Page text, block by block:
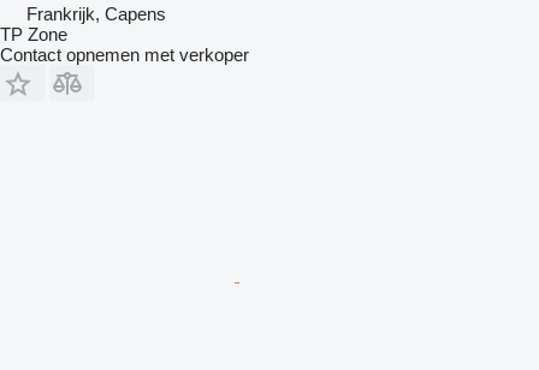
Frankrijk, Capens
TP Zone
Contact opnemen met verkoper